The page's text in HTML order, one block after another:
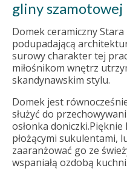
gliny szamotowej
Domek ceramiczny
podupadającą
surowy charakter tej
miłośnikom wnętrz
skandynawskim stylu.
Domek jest
służyć do
osłonka
płożącymi sukulentami,
zaaranżować go ze
wspaniałą ozdobą kuchni.